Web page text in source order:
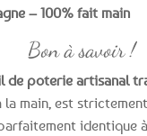
– 100% fait main
Bon à savoir !
de poterie artisanal
la main, est
identique